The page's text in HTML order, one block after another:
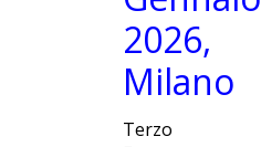
2026,
Milano
Terzo